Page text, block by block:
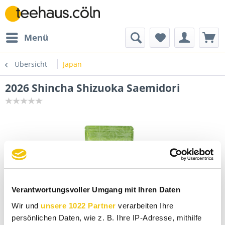
Verantwortungsvoller Umgang mit Ihren Daten
Wir und unsere 1022 Partner verarbeiten Ihre
persönlichen Daten, wie z. B. Ihre IP-Adresse, mithilfe
Menü
Übersicht Japan
2026 Shincha Shizuoka Saemidori